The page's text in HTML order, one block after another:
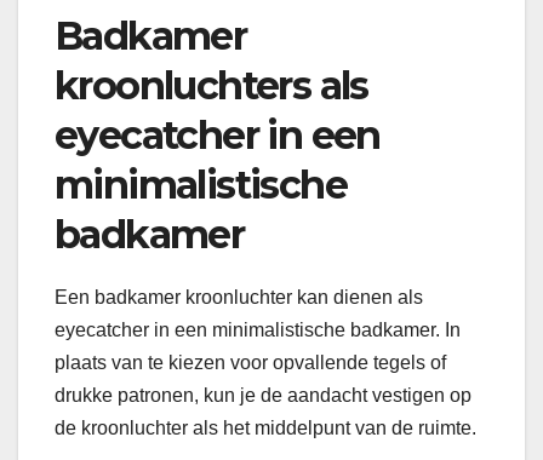
Badkamer
kroonluchters als
eyecatcher in een
minimalistische
badkamer
Een badkamer kroonluchter kan dienen als
eyecatcher in een minimalistische badkamer. In
plaats van te kiezen voor opvallende tegels of
drukke patronen, kun je de aandacht vestigen op
de kroonluchter als het middelpunt van de ruimte.